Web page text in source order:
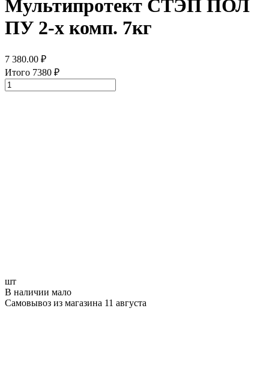
Мультипротект СТЭП ПОЛ
ПУ 2-х комп. 7кг
7 380.00 ₽
Итого 7380 ₽
шт
В наличии мало
Самовывоз из магазина 11 августа